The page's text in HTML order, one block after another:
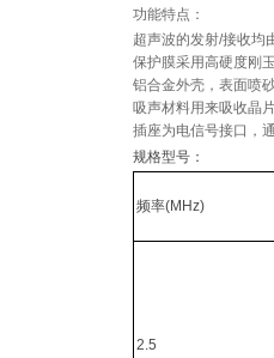
功能特点：
超声波的发射/接收均
保护膜采用高硬度刚
铝合金外壳，表面喷
吸声材料用来吸收晶
插座为电信号接口，
规格型号：
频率(MHz)
2.5